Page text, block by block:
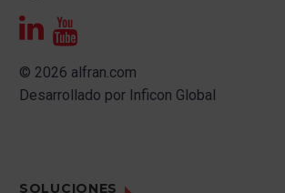
© 2026 alfran.com
Desarrollado por Inficon Global
SOLUCIONES